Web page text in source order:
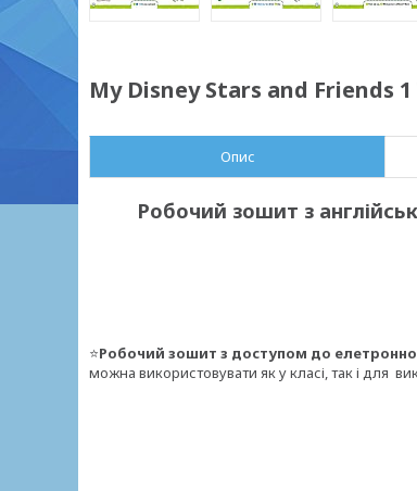
My Disney Stars and Friends
Опис
Робочий зошит з
⭐Робочий зошит з доступом до
можна використовувати як у класі, так і для